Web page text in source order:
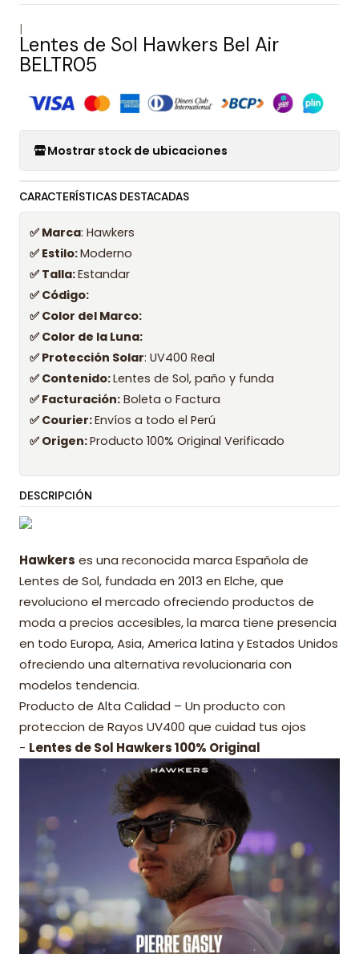
|
Lentes de Sol Hawkers Bel Air
BELTR05
Mostrar stock de ubicaciones
CARACTERÍSTICAS DESTACADAS
✅ Marca: Hawkers
✅ Estilo:Moderno
✅ Talla:Estandar
✅ Código:
✅ Color del Marco:
✅ Color de la Luna:
✅ Protección Solar: UV400 Real
✅ Contenido:Lentes de Sol, paño y funda
✅ Facturación: Boleta o Factura
✅ Courier:Envíos a todo el Perú
✅ Origen:Producto 100% Original Verificado
DESCRIPCIÓN
Hawkers es una reconocida marca Española de
Lentes de Sol, fundada en 2013 en Elche, que
revoluciono el mercado ofreciendo productos de
moda a precios accesibles, la marca tiene presencia
en todo Europa, Asia, America latina y Estados Unidos
ofreciendo una alternativa revolucionaria con
modelos tendencia.
Producto de Alta Calidad – Un producto con
proteccion de Rayos UV400 que cuidad tus ojos
- Lentes de Sol Hawkers 100% Original